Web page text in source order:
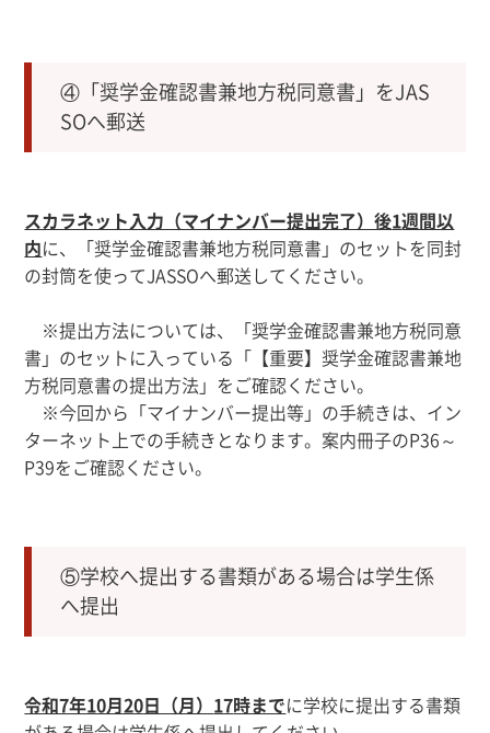
④「奨学金確認書兼地方税同意書」をJAS
SOへ郵送
スカラネット入力（マイナンバー提出完了）後1週間以
内に、「奨学金確認書兼地方税同意書」のセットを同封
の封筒を使ってJASSOへ郵送してください。
※提出方法については、「奨学金確認書兼地方税同意
書」のセットに入っている「【重要】奨学金確認書兼地
方税同意書の提出方法」をご確認ください。
※今回から「マイナンバー提出等」の手続きは、イン
ターネット上での手続きとなります。案内冊子のP36～
P39をご確認ください。
⑤学校へ提出する書類がある場合は学生係
へ提出
令和7年10月20日（月） 17時までに学校に提出する書類